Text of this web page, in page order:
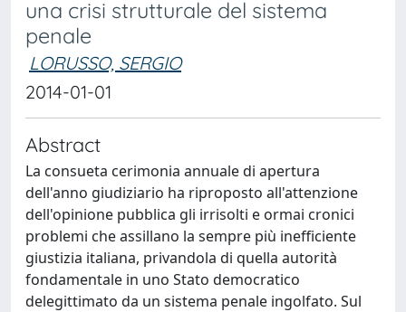
una crisi strutturale del sistema
penale
LORUSSO, SERGIO
2014-01-01
Abstract
La consueta cerimonia annuale di apertura
dell'anno giudiziario ha riproposto all'attenzione
dell'opinione pubblica gli irrisolti e ormai cronici
problemi che assillano la sempre più inefficiente
giustizia italiana, privandola di quella autorità
fondamentale in uno Stato democratico
delegittimato da un sistema penale ingolfato. Sul